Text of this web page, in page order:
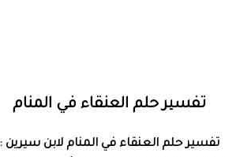
تفسير حلم العنقاء في المنام
تفسير حلم العنقاء في المنام لابن سيرين :